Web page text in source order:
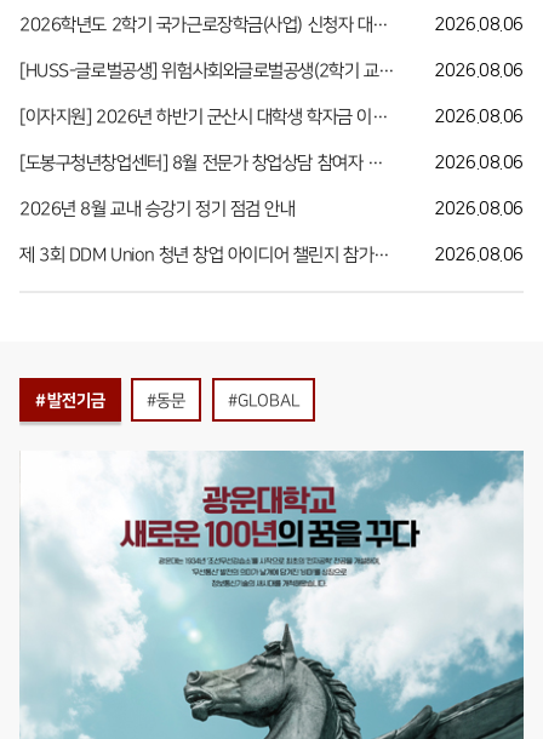
2026학년도 2학기 국가근로장학금(사업) 신청자 대상 희망근로기관(근로지) 신청 안내 2026.08.06
[HUSS-글로벌공생] 위험사회와글로벌공생(2학기 교과목) 수강 신청 안내(~8월 21일까지) 2026.08.06
[이자지원] 2026년 하반기 군산시 대학생 학자금 이자 지원사업 안내 2026.08.06
[도봉구청년창업센터] 8월 전문가 창업상담 참여자 모집 2026.08.06
2026년 8월 교내 승강기 정기 점검 안내 2026.08.06
제 3회 DDM Union 청년 창업 아이디어 챌린지 참가자 모집 안내 2026.08.06
#발전기금 #동문 #GLOBAL